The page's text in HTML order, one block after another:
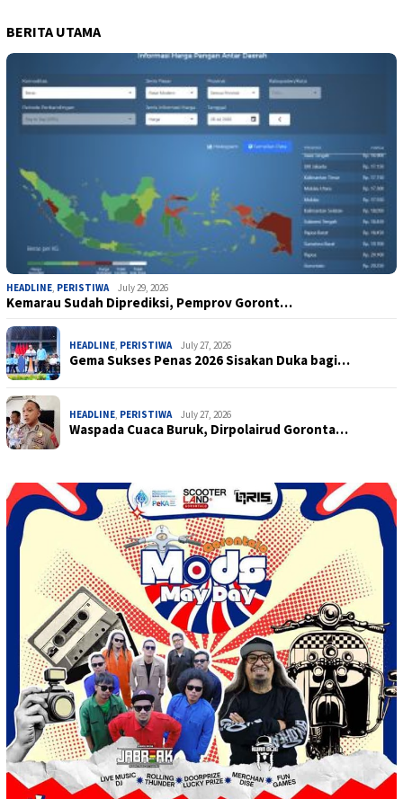
BERITA UTAMA
HEADLINE PERISTIWA July 29, 2026
Kemarau Sudah Diprediksi, Pemprov Goront…
HEADLINE PERISTIWA July 27, 2026
Gema Sukses Penas 2026 Sisakan Duka bagi…
HEADLINE PERISTIWA July 27, 2026
Waspada Cuaca Buruk, Dirpolairud Goronta…